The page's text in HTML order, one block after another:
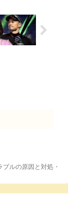
ブルの原因と対処・